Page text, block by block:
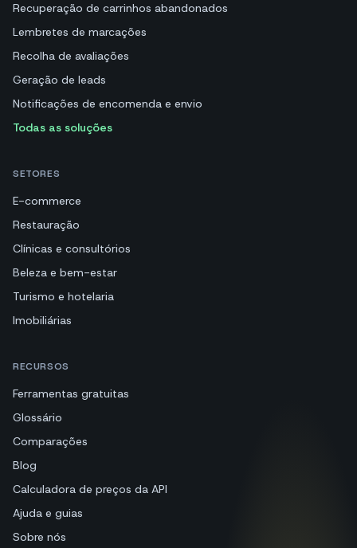
Recuperação de carrinhos abandonados
Lembretes de marcações
Recolha de avaliações
Geração de leads
Notificações de encomenda e envio
Todas as soluções
SETORES
E-commerce
Restauração
Clínicas e consultórios
Beleza e bem-estar
Turismo e hotelaria
Imobiliárias
RECURSOS
Ferramentas gratuitas
Glossário
Comparações
Blog
Calculadora de preços da API
Ajuda e guias
Sobre nós